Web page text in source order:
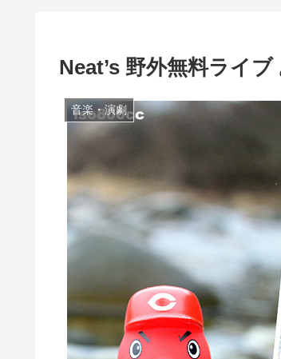
Neat’s 野外無料ライ
音楽・演劇